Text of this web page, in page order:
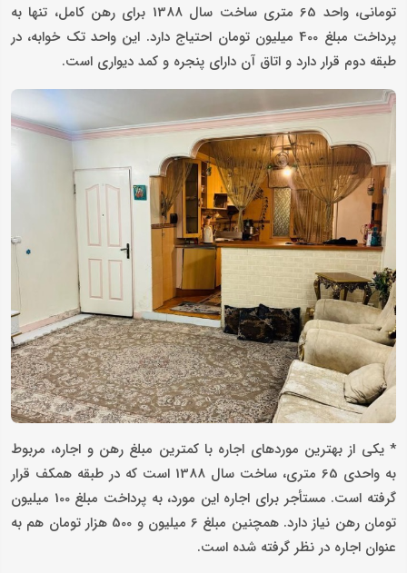
تومانی، واحد 65 متری ساخت سال 1388 برای رهن کامل، تنها به
پرداخت مبلغ 400 میلیون تومان احتیاج دارد. این واحد تک خوابه، در
طبقه دوم قرار دارد و اتاق آن دارای پنجره و کمد دیواری است.
* یکی از بهترین موردهای اجاره با کمترین مبلغ رهن و اجاره، مربوط
به واحدی 65 متری، ساخت سال 1388 است که در طبقه همکف قرار
گرفته است. مستأجر برای اجاره این مورد، به پرداخت مبلغ 100 میلیون
تومان رهن نیاز دارد. همچنین مبلغ 6 میلیون و 500 هزار تومان هم به
عنوان اجاره در نظر گرفته شده است.